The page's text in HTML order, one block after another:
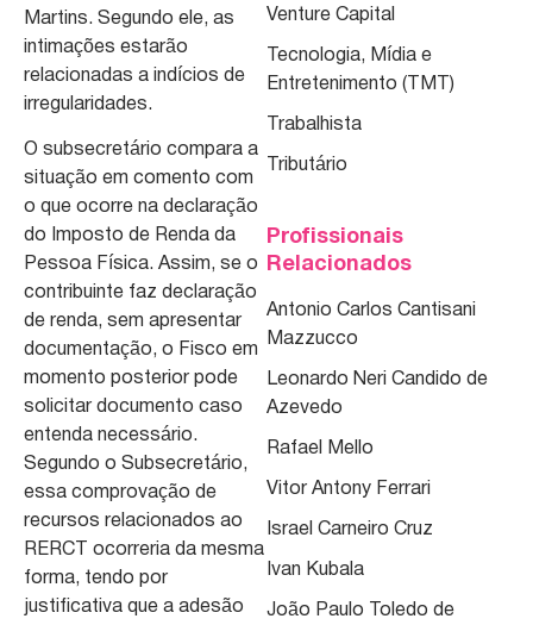
Martins. Segundo ele, as
intimações estarão
relacionadas a indícios de
irregularidades.
O subsecretário compara a
situação em comento com
o que ocorre na declaração
do Imposto de Renda da
Pessoa Física. Assim, se o
contribuinte faz declaração
de renda, sem apresentar
documentação, o Fisco em
momento posterior pode
solicitar documento caso
entenda necessário.
Segundo o Subsecretário,
essa comprovação de
recursos relacionados ao
RERCT ocorreria da mesma
forma, tendo por
justificativa que a adesão
Venture Capital
Tecnologia, Mídia e
Entretenimento (TMT)
Trabalhista
Tributário
Profissionais
Relacionados
Antonio Carlos Cantisani
Mazzucco
Leonardo Neri Candido de
Azevedo
Rafael Mello
Vitor Antony Ferrari
Israel Carneiro Cruz
Ivan Kubala
João Paulo Toledo de